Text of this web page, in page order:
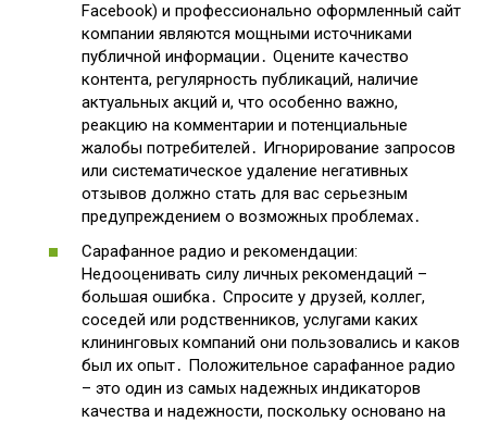
Facebook) и профессионально оформленный сайт
компании являются мощными источниками
публичной информации․ Оцените качество
контента, регулярность публикаций, наличие
актуальных акций и, что особенно важно,
реакцию на комментарии и потенциальные
жалобы потребителей․ Игнорирование запросов
или систематическое удаление негативных
отзывов должно стать для вас серьезным
предупреждением о возможных проблемах․
Сарафанное радио и рекомендации:
Недооценивать силу личных рекомендаций –
большая ошибка․ Спросите у друзей, коллег,
соседей или родственников, услугами каких
клининговых компаний они пользовались и каков
был их опыт․ Положительное сарафанное радио
– это один из самых надежных индикаторов
качества и надежности, поскольку основано на